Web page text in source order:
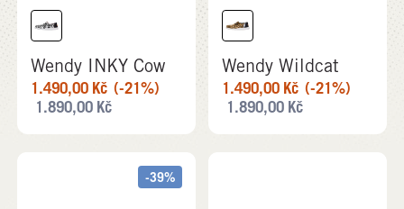
Wendy INKY Cow
1.490,00 Kč (-21%)
1.890,00 Kč
Wendy Wildcat
1.490,00 Kč (-21%)
1.890,00 Kč
-39%